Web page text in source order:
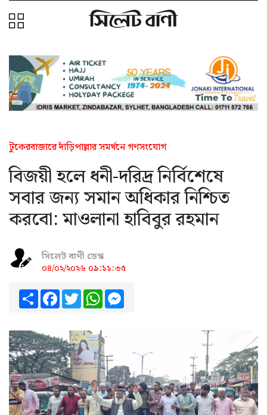
টুকেরবাজারে দাঁড়িপাল্লার সমর্থনে গণসংযোগ
বিজয়ী হলে ধনী-দরিদ্র নির্বিশেষে
সবার জন্য সমান অধিকার নিশ্চিত
করবো: মাওলানা হাবিবুর রহমান
সিলেট বাণী ডেস্ক
০৪/০২/২০২৬ ০৯:১১:৩৫
ShareFacebook
TwitterWhatsApp